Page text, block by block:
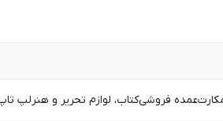
عمده فروشیکتاب، لوازم تحریر و هنرلپ